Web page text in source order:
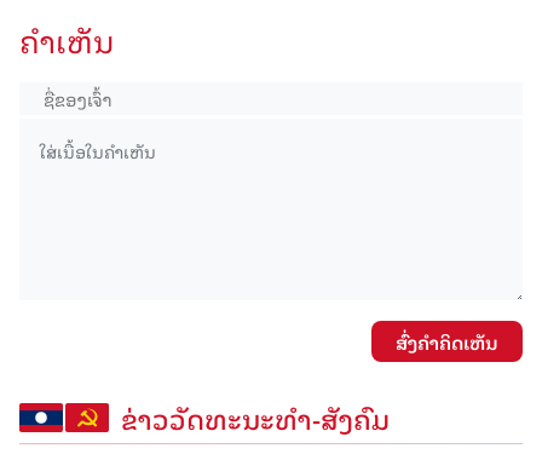
ຄໍາເຫັນ
ສົ່ງຄໍາຄິດເຫັນ
ຂ່າວວັດທະນະທຳ-ສັງຄົມ